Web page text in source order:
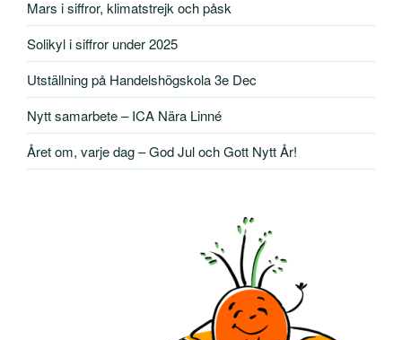
Mars i siffror, klimatstrejk och påsk
Solikyl i siffror under 2025
Utställning på Handelshögskola 3e Dec
Nytt samarbete – ICA Nära Linné
Året om, varje dag – God Jul och Gott Nytt År!